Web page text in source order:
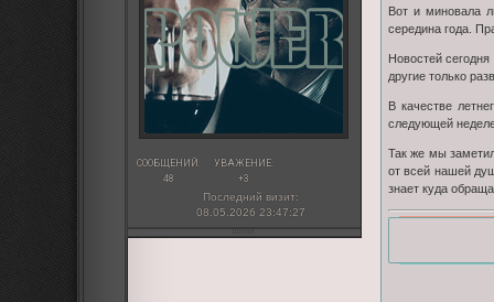
СООБЩЕНИЙ:
48
УВАЖЕНИЕ:
+3
Последний визит:
08.05.2026 23:47:27
Вот и миновала
середина года.
Новостей
другие только
В качестве
следующей
Так же мы
от всей нашей
знает куда